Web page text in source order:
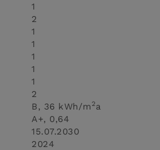
1
2
1
1
1
1
1
2
B, 36 kWh/m 2a
A+, 0,64
15.07.2030
2024